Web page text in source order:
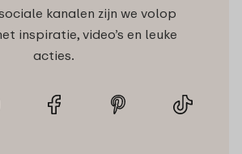
kanalen zijn we volop
inspiratie, video’s en leuke
acties.